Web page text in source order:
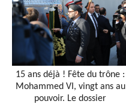
15 ans déjà ! Fête du trône :
Mohammed VI, vingt ans au
pouvoir. Le dossier